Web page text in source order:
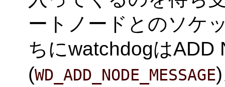
ートノードとのソケ
ちにwatchdogはADD
(WD_ADD_NODE_MESSAGE